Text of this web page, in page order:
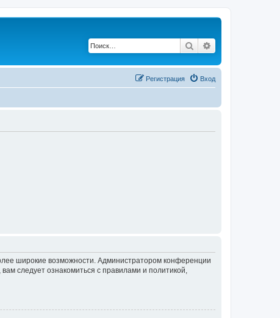
Поиск
Вход
Регистрация
широкие возможности. Администратором конференции
следует ознакомиться с правилами и политикой,